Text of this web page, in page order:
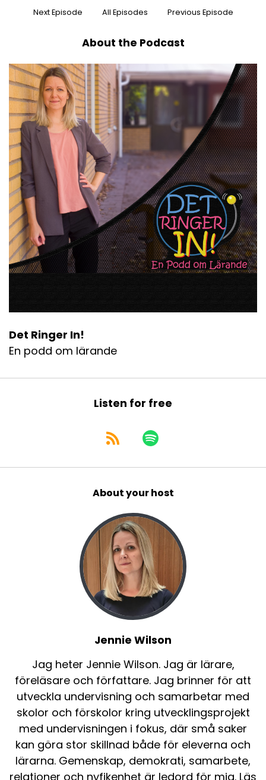
Next Episode All Episodes Previous Episode
About the Podcast
Det Ringer In!
En podd om lärande
Listen for free
About your host
Jennie Wilson
Jag heter Jennie Wilson. Jag är lärare,
föreläsare och författare. Jag brinner för att
utveckla undervisning och samarbetar med
skolor och förskolor kring utvecklingsprojekt
med undervisningen i fokus, där små saker
kan göra stor skillnad både för eleverna och
lärarna. Gemenskap, demokrati, samarbete,
relationer och nyfikenhet är ledord för mig. Läs